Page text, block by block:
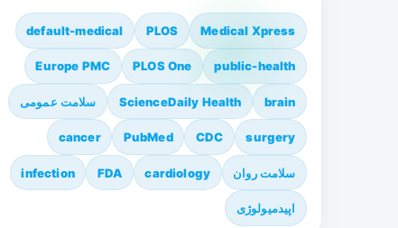
Medical Xpress
PLOS
default-medical
public-health
PLOS One
Europe PMC
brain
ScienceDaily Health سلامت عمومی
surgery
CDC
PubMed
cancer
سلامت روان cardiology
FDA
infection
اپیدمیولوژی